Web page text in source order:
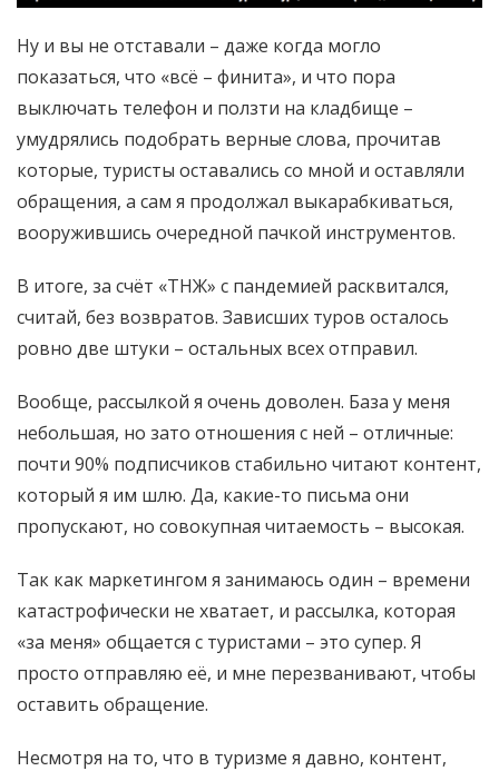
Ну и вы не отставали – даже когда могло
показаться, что «всё – финита», и что пора
выключать телефон и ползти на кладбище –
умудрялись подобрать верные слова, прочитав
которые, туристы оставались со мной и оставляли
обращения, а сам я продолжал выкарабкиваться,
вооружившись очередной пачкой инструментов.
В итоге, за счёт «ТНЖ» с пандемией расквитался,
считай, без возвратов. Зависших туров осталось
ровно две штуки – остальных всех отправил.
Вообще, рассылкой я очень доволен. База у меня
небольшая, но зато отношения с ней – отличные:
почти 90% подписчиков стабильно читают контент,
который я им шлю. Да, какие-то письма они
пропускают, но совокупная читаемость – высокая.
Так как маркетингом я занимаюсь один – времени
катастрофически не хватает, и рассылка, которая
«за меня» общается с туристами – это супер. Я
просто отправляю её, и мне перезванивают, чтобы
оставить обращение.
Несмотря на то, что в туризме я давно, контент,